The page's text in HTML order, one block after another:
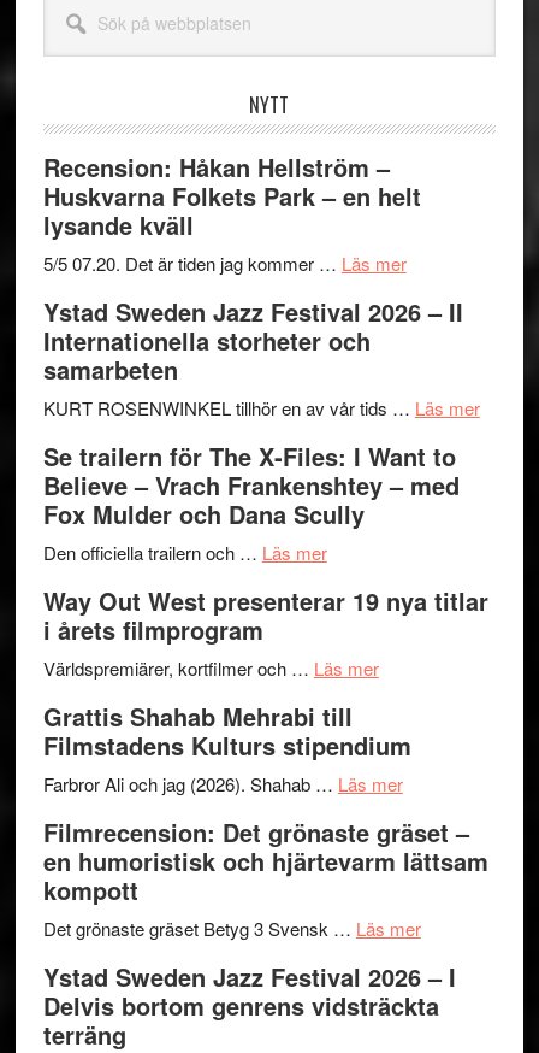
webbplatsen
NYTT
Recension: Håkan Hellström –
Huskvarna Folkets Park – en helt
lysande kväll
5/5 07.20. Det är tiden jag kommer … Läs merom
Håkan
Huskvarna
Park
–
kväll
Ystad Sweden Jazz Festival 2026 – II
Internationella storheter och
samarbeten
KURT ROSENWINKEL tillhör en av vår tids … Läs merom
II
Se trailern för The X-Files: I Want to
Believe – Vrach Frankenshtey – med
Fox Mulder och Dana Scully
Den officiella trailern och … Läs merom
trailern
The
Files:
I
Want
Believe
–
Frankenshtey
med
Fox
Way Out West presenterar 19 nya titlar
i årets filmprogram
Världspremiärer, kortfilmer och … Läs merom
West
presenterar
nya
titlar
årets
Grattis Shahab Mehrabi till
Filmstadens Kulturs stipendium
Farbror Ali och jag (2026). Shahab … Läs merom
Shahab
Mehrabi
Filmstadens
stipendium
Filmrecension: Det grönaste gräset –
en humoristisk och hjärtevarm lättsam
kompott
Det grönaste gräset Betyg 3 Svensk … Läs merom
Det
grönaste
Ystad Sweden Jazz Festival 2026 – I
Delvis bortom genrens vidsträckta
terräng